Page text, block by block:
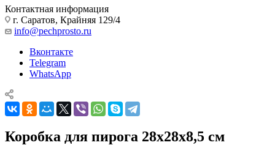
Контактная информация
г. Саратов, Крайняя 129/4
info@pechprosto.ru
Вконтакте
Telegram
WhatsApp
Коробка для пирога 28х28х8,5 см